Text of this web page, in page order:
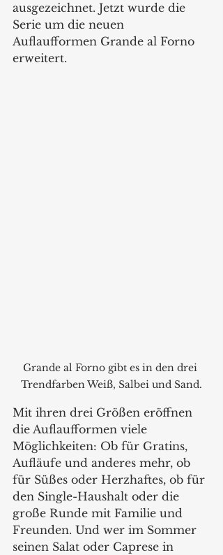
ausgezeichnet. Jetzt wurde die
Serie um die neuen
Auflaufformen Grande al Forno
erweitert.
Grande al Forno gibt es in den drei
Trendfarben Weiß, Salbei und Sand.
Mit ihren drei Größen eröffnen
die Auflaufformen viele
Möglichkeiten: Ob für Gratins,
Aufläufe und anderes mehr, ob
für Süßes oder Herzhaftes, ob für
den Single-Haushalt oder die
große Runde mit Familie und
Freunden. Und wer im Sommer
seinen Salat oder Caprese in